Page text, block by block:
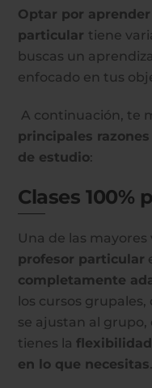
Optar por
particular tiene
buscas un
enfocado en tus
A continuación, te
principales
de estudio:
Clases 100%
Una de las
profesor particular
completamente
los cursos
se ajustan al
tienes la
en lo que necesitas.